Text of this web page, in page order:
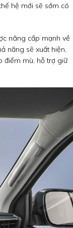
hệ mới sẽ sớm có
nâng cấp mạnh về
năng sẽ xuất hiện,
điểm mù, hỗ trợ giữ